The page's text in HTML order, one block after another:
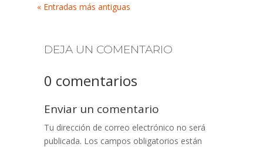
« Entradas más antiguas
DEJA UN COMENTARIO
0 comentarios
Enviar un comentario
Tu dirección de correo electrónico no será
publicada. Los campos obligatorios están